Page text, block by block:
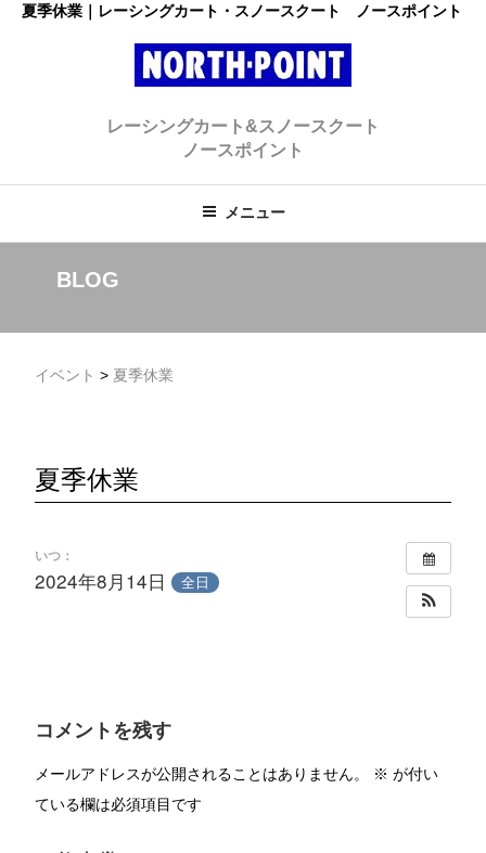
夏季休業｜レーシングカート・スノースクート ノースポイント
ト ノースポイント
レーシングカート&スノースクート
ノースポイント
メニュー
BLOG
イベント > 夏季休業
夏季休業
いつ：
2024年8月14日 全日
コメントを残す
メールアドレスが公開されることはありません。 ※ が付い
ている欄は必須項目です